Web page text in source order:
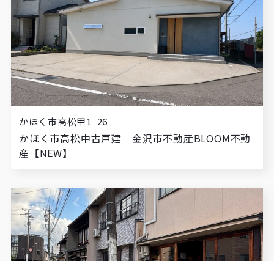
かほく市高松甲1−26
かほく市高松中古戸建 金沢市不動産BLOOM不動
産【NEW】